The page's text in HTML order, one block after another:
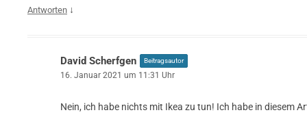
Antworten ↓
David Scherfgen Beitragsautor
16. Januar 2021 um 11:31 Uhr
Nein, ich habe nichts mit Ikea zu tun! Ich habe in diesem